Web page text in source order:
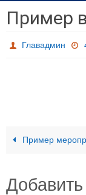
Пример
Главадмин
Пример